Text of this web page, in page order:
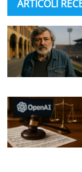
ARTICOLI